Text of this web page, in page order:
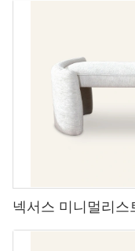
넥서스 미니멀리스